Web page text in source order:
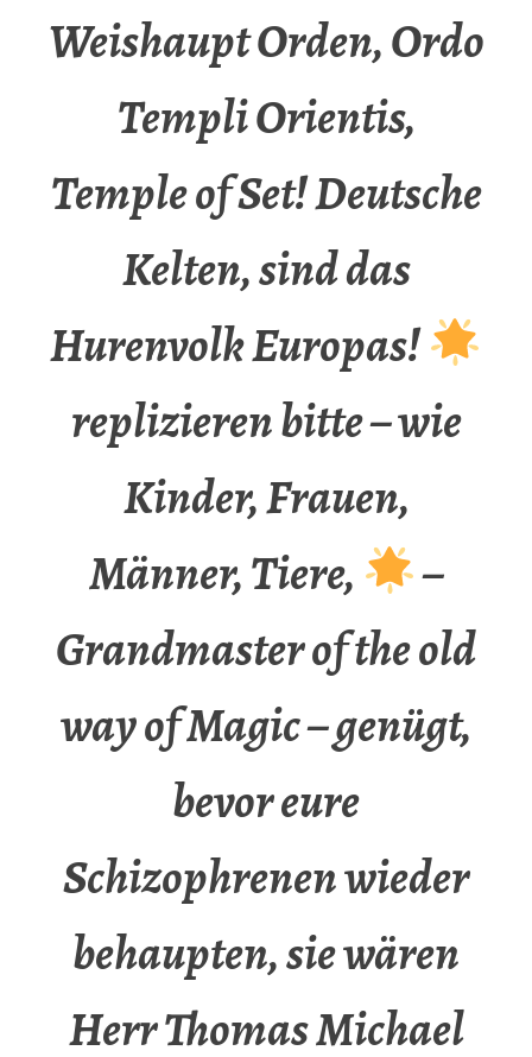
Weishaupt Orden, Ordo
Templi Orientis,
Temple of Set! Deutsche
Kelten, sind das
Hurenvolk Europas!
replizieren bitte – wie
Kinder, Frauen,
Männer, Tiere,
–
Grandmaster of the old
way of Magic – genügt,
bevor eure
Schizophrenen wieder
behaupten, sie wären
Herr Thomas Michael